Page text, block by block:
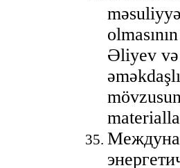
Əliyev və